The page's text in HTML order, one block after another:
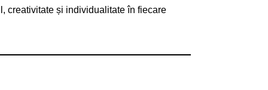
creativitate și individualitate în fiecare